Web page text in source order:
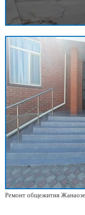
Ремонт общежития